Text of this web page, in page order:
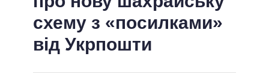
СТАТТІ
ДУМКИ
ОГЛЯДИ
ДАЙДЖЕСТИ
СУСПІЛЬСТВО
ПОЛIТИКИ
УСІ ПОЛІТИКИ
ПРЕЗИДЕНТ І ОФІС
ВЕРХОВНА РАДА
схему з «посилками»
від Укрпошти